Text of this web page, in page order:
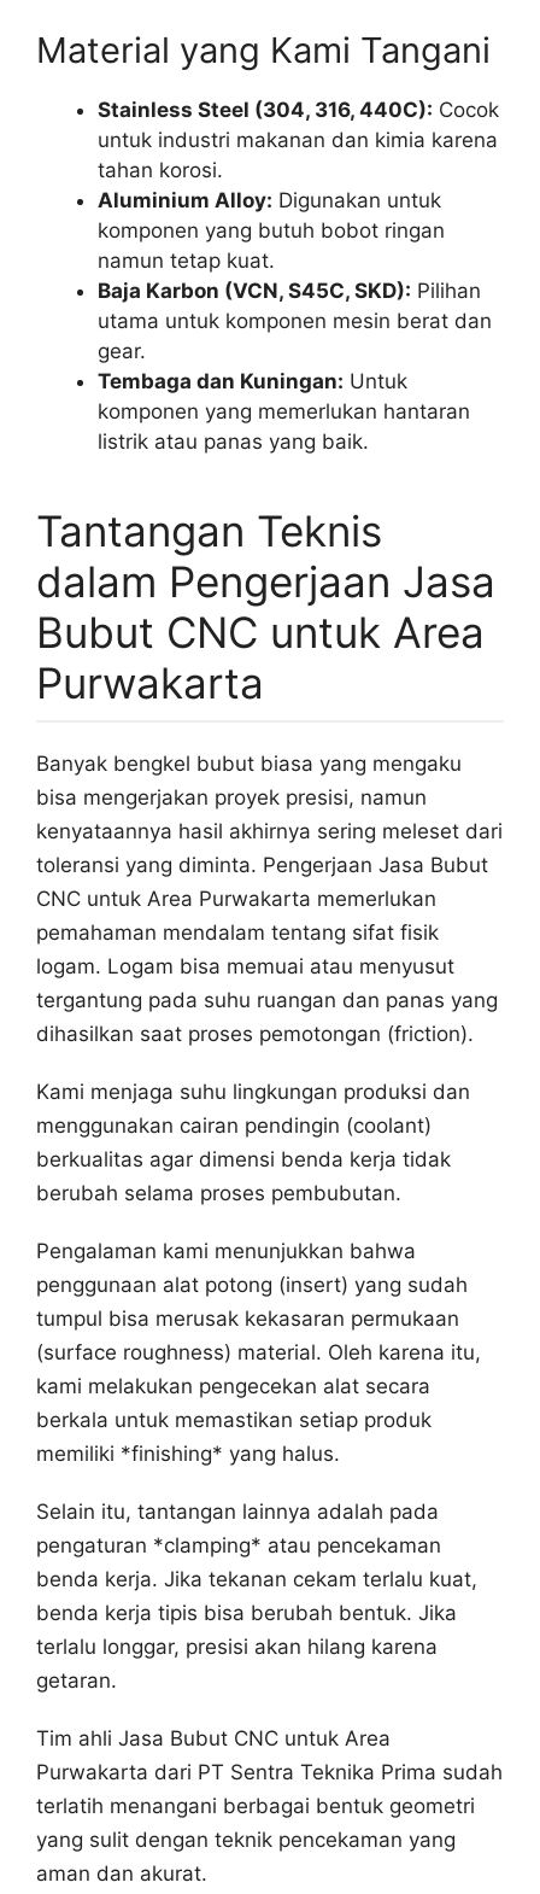
Material yang Kami Tangani
Stainless Steel (304, 316, 440C): Cocok
untuk industri makanan dan kimia karena
tahan korosi.
Aluminium Alloy: Digunakan untuk
komponen yang butuh bobot ringan
namun tetap kuat.
Baja Karbon (VCN, S45C, SKD): Pilihan
utama untuk komponen mesin berat dan
gear.
Tembaga dan Kuningan: Untuk
komponen yang memerlukan hantaran
listrik atau panas yang baik.
Tantangan Teknis
dalam Pengerjaan Jasa
Bubut CNC untuk Area
Purwakarta
Banyak bengkel bubut biasa yang mengaku
bisa mengerjakan proyek presisi, namun
kenyataannya hasil akhirnya sering meleset dari
toleransi yang diminta. Pengerjaan Jasa Bubut
CNC untuk Area Purwakarta memerlukan
pemahaman mendalam tentang sifat fisik
logam. Logam bisa memuai atau menyusut
tergantung pada suhu ruangan dan panas yang
dihasilkan saat proses pemotongan (friction).
Kami menjaga suhu lingkungan produksi dan
menggunakan cairan pendingin (coolant)
berkualitas agar dimensi benda kerja tidak
berubah selama proses pembubutan.
Pengalaman kami menunjukkan bahwa
penggunaan alat potong (insert) yang sudah
tumpul bisa merusak kekasaran permukaan
(surface roughness) material. Oleh karena itu,
kami melakukan pengecekan alat secara
berkala untuk memastikan setiap produk
memiliki *finishing* yang halus.
Selain itu, tantangan lainnya adalah pada
pengaturan *clamping* atau pencekaman
benda kerja. Jika tekanan cekam terlalu kuat,
benda kerja tipis bisa berubah bentuk. Jika
terlalu longgar, presisi akan hilang karena
getaran.
Tim ahli Jasa Bubut CNC untuk Area
Purwakarta dari PT Sentra Teknika Prima sudah
terlatih menangani berbagai bentuk geometri
yang sulit dengan teknik pencekaman yang
aman dan akurat.